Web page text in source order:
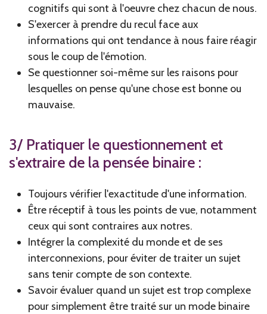
cognitifs qui sont à l'oeuvre chez chacun de nous.
S'exercer à prendre du recul face aux
informations qui ont tendance à nous faire réagir
sous le coup de l'émotion.
Se questionner soi-même sur les raisons pour
lesquelles on pense qu'une chose est bonne ou
mauvaise.
3/ Pratiquer le questionnement et
s'extraire de la pensée binaire :
Toujours vérifier l'exactitude d'une information.
Être réceptif à tous les points de vue, notamment
ceux qui sont contraires aux notres.
Intégrer la complexité du monde et de ses
interconnexions, pour éviter de traiter un sujet
sans tenir compte de son contexte.
Savoir évaluer quand un sujet est trop complexe
pour simplement être traité sur un mode binaire